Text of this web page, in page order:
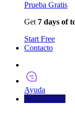
Prueba Gratis
Get 7 days of
Start Free
Contacto
Ayuda
Área clientes